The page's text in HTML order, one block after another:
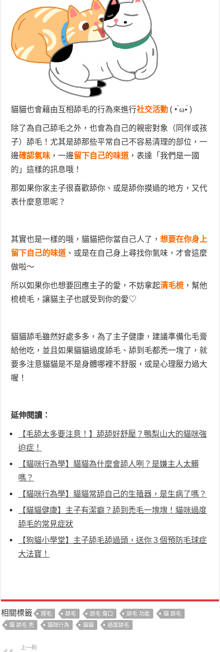
貓貓也會藉由互相舔毛的行為來進行社交活動( • ̀ω•́ )
除了為自己舔毛之外，也會為自己的親密對象（同伴或孩
子）舔毛！尤其是舔那些平常自己不容易清理的部位，一
邊確認氣味 ，一邊留下自己的味道 ，表達「我們是一國
的」這樣的訊息哦！
那如果你家主子很喜歡舔你、或是舔你摸過的地方，又代
表什麼意思呢？
其實也是一樣的哦，貓貓把你當自己人了，想要在你身上
留下自己的味道 、或是在自己身上尋找你氣味，才會這麼
做啦～
所以如果你也想要回應主子的愛，不妨拿起清毛梳 ，幫他
梳梳毛，讓貓主子也感受到你的愛♡
貓貓舔毛雖然好處多多，為了主子健康，建議準備化毛膏
給他吃，並且如果貓貓過度舔毛、舔到毛都禿一塊了，就
要多注意貓貓是不是身體哪裡不舒服，或是心理壓力過大
喔！
延伸閱讀：
【毛舔太多要注意！】舔舔好舒壓？鴨梨山大的貓咪強
迫症！
【貓咪行為學】貓貓為什麼會舔人咧？是嫌主人太髒
嗎？
【貓咪行為學】貓貓常舔自己的生殖器，是生病了嗎？
【貓貓健康】主子有潔癖？舔到禿毛一塊塊！貓咪過度
舔毛的常見症狀
【狗貓小學堂】主子舔毛舔過頭，送你３個預防毛球症
大法寶！
相關標籤 理毛 舔毛 舔毛 傷口 舔毛 功能
貓 舔毛
貓 舔毛 禿
貓咪行為 貓貓 過度舔毛
上一則